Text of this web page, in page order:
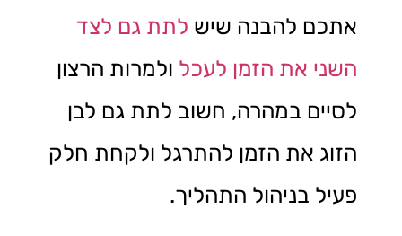
אתכם להבנה שיש לתת גם לצד
השני את הזמן לעכל ולמרות הרצון
לסיים במהרה, חשוב לתת גם לבן
הזוג את הזמן להתרגל ולקחת חלק
פעיל בניהול התהליך.